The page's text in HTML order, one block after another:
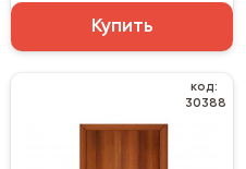
Купить
код:
30388